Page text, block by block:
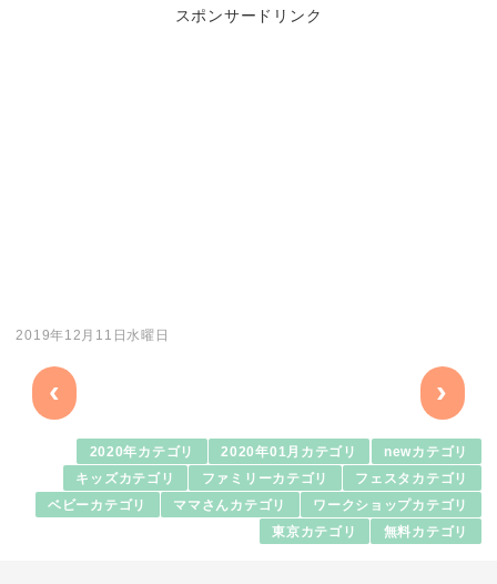
スポンサードリンク
2019年12月11日水曜日
‹ ›
2020年カテゴリ 2020年01月カテゴリ newカテゴリ
キッズカテゴリ ファミリーカテゴリ フェスタカテゴリ
ベビーカテゴリ ママさんカテゴリ ワークショップカテゴリ
東京カテゴリ 無料カテゴリ